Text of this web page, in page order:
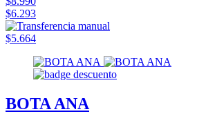
$6.293
$5.664
BOTA ANA